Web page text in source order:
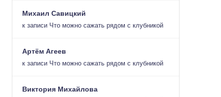
Михаил Савицкий
к записи Что можно сажать рядом с клубникой
Артём Агеев
к записи Что можно сажать рядом с клубникой
Виктория Михайлова